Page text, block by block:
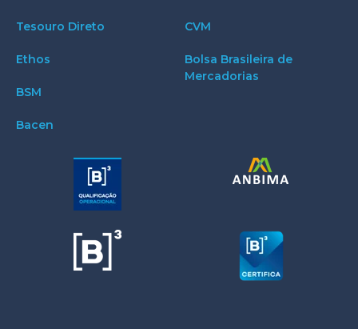
Tesouro Direto
Ethos
BSM
Bacen
CVM
Bolsa Brasileira de
Mercadorias